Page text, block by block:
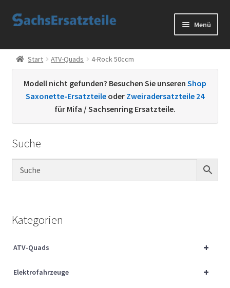
Zur
Zum
Menü
Start
Kontakt
Start ATV-Quads 4-Rock 50ccm
Modell nicht gefunden? Besuchen Sie unseren Shop
Saxonette-Ersatzteile oder Zweiradersatzteile 24
für Mifa / Sachsenring Ersatzteile.
Suche
Kategorien
+
ATV-Quads
+
Elektrofahrzeuge